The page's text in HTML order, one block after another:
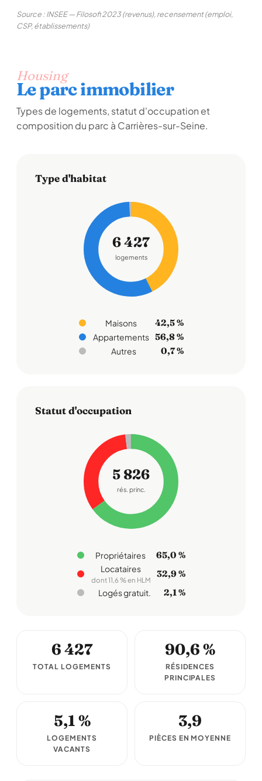
Source : INSEE — Filosofi 2023 (revenus), recensement (emploi,
CSP, établissements)
Housing
Le parc immobilier
Types de logements, statut d'occupation et
composition du parc à Carrières-sur-Seine.
Type d'habitat
6 427
logements
Maisons 42,5 %
Appartements 56,8 %
Autres 0,7 %
Statut d'occupation
5 826
rés. princ.
Propriétaires 65,0 %
Locataires
dont 11,6 % en HLM
32,9 %
Logés gratuit. 2,1 %
6 427
TOTAL LOGEMENTS
90,6 %
RÉSIDENCES
PRINCIPALES
5,1 %
LOGEMENTS
VACANTS
3,9
PIÈCES EN MOYENNE